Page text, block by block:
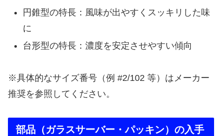
円錐型の特長：風味が出やすくスッキリした味
に
台形型の特長：濃度を安定させやすい傾向
※具体的なサイズ番号（例 #2/102 等）はメーカー
推奨を参照してください。
部品（ガラスサーバー・パッキン）の入手